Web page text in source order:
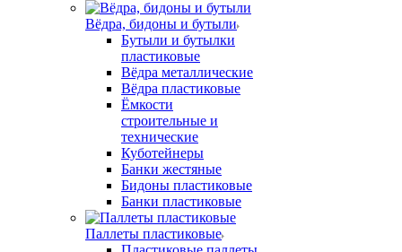
Вёдра, бидоны и бутыли
Бутыли и бутылки
пластиковые
Вёдра металлические
Вёдра пластиковые
Ёмкости
строительные и
технические
Куботейнеры
Банки жестяные
Бидоны пластиковые
Банки пластиковые
Паллеты пластиковые